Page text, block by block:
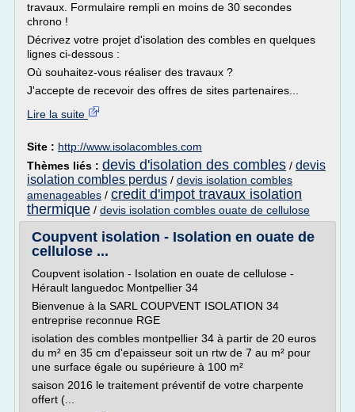
travaux. Formulaire rempli en moins de 30 secondes
chrono !
Décrivez votre projet d'isolation des combles en quelques
lignes ci-dessous :
Où souhaitez-vous réaliser des travaux ?
J'accepte de recevoir des offres de sites partenaires...
Lire la suite
Site : http://www.isolacombles.com
Thèmes liés : devis d'isolation des combles / devis
isolation combles perdus / devis isolation combles
amenageables / credit d'impot travaux isolation
thermique / devis isolation combles ouate de cellulose
Coupvent isolation - Isolation en ouate de
cellulose ...
Coupvent isolation - Isolation en ouate de cellulose -
Hérault languedoc Montpellier 34
Bienvenue à la SARL COUPVENT ISOLATION 34
entreprise reconnue RGE
isolation des combles montpellier 34 à partir de 20 euros
du m² en 35 cm d'epaisseur soit un rtw de 7 au m² pour
une surface égale ou supérieure à 100 m²
saison 2016 le traitement préventif de votre charpente
offert (...